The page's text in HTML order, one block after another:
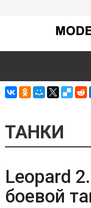
ТАНКИ
Leopard
боевой